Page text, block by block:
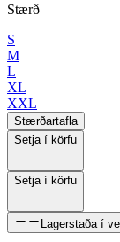
Stærð
S
M
L
XL
XXL
Stærðartafla
Setja í körfu
Setja í körfu
Lagerstaða í